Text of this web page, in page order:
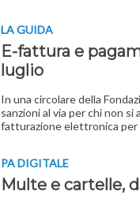
LA GUIDA
E-fattura e
luglio
In una circolare della
sanzioni al via per chi non si
fatturazione elettronica
PA DIGITALE
Multe e cartelle,